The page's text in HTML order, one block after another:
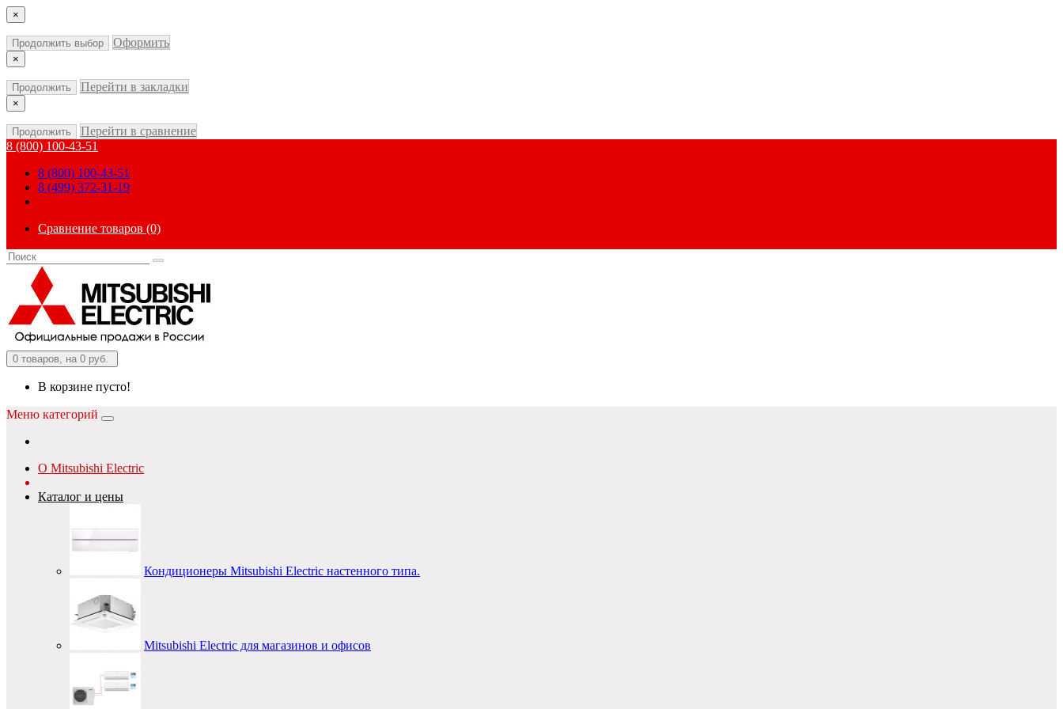
×
Продолжить выбор Оформить
×
Продолжить Перейти в закладки
×
Продолжить
Перейти в сравнение
8 (800) 100-43-51
8 (800) 100-43-51
8 (499) 372-31-19
Сравнение товаров (0)
0 товаров, на 0 руб.
В корзине пусто!
Меню категорий
О Mitsubishi Electric
Каталог и цены
Кондиционеры Mitsubishi Electric настенного типа.
Mitsubishi Electric для магазинов и офисов